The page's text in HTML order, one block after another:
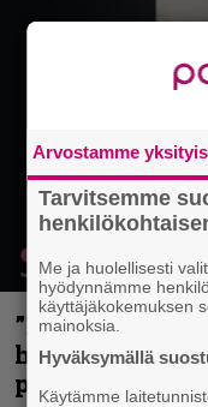
”Mitalini
huippu-uimari
palkinnollaan
Arvostamme
Tarvitsemme
Me ja huolellisesti
hyödynnämme
käyttäjäkokemuksen
mainoksia.
Hyväksymällä
Käytämme